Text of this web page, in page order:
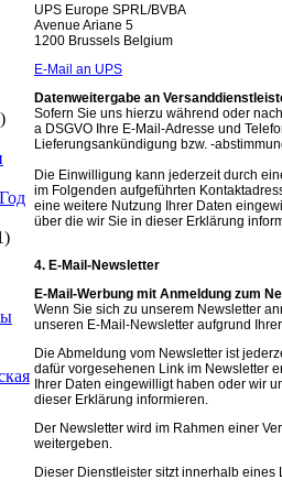
UPS Europe SPRL/BVBA
Avenue Ariane 5
1200 Brussels Belgium
E-Mail an UPS
Datenweitergabe an
Sofern Sie uns hierzu während oder
a DSGVO Ihre E-Mail-Adresse und
Lieferungsankündigung bzw. -
Die Einwilligung kann jederzeit durch
im Folgenden aufgeführten
eine weitere Nutzung Ihrer Daten
über die wir Sie in dieser Erklärung
4. E-Mail-Newsletter
E-Mail-Werbung mit Anmeldung zum
Wenn Sie sich zu unserem Newsletter
unseren E-Mail-Newsletter aufgrund
Die Abmeldung vom Newsletter ist
dafür vorgesehenen Link im Newsletter
Ihrer Daten eingewilligt haben oder wir
dieser Erklärung informieren.
Der Newsletter wird im Rahmen einer
weitergeben.
Dieser Dienstleister sitzt innerhalb